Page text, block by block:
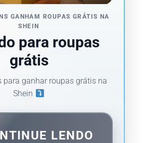
GANHAM ROUPAS GRÁTIS NA
SHEIN
para roupas
grátis
para ganhar roupas grátis na
Shein
LENDO